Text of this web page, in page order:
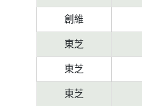
創維
東芝
東芝
東芝